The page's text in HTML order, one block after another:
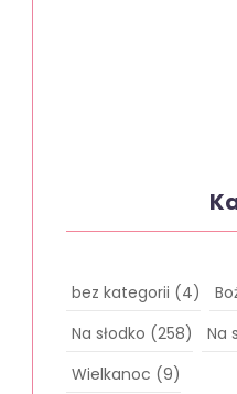
bez kategorii (4)
Na słodko (258) Na
Wielkanoc (9)